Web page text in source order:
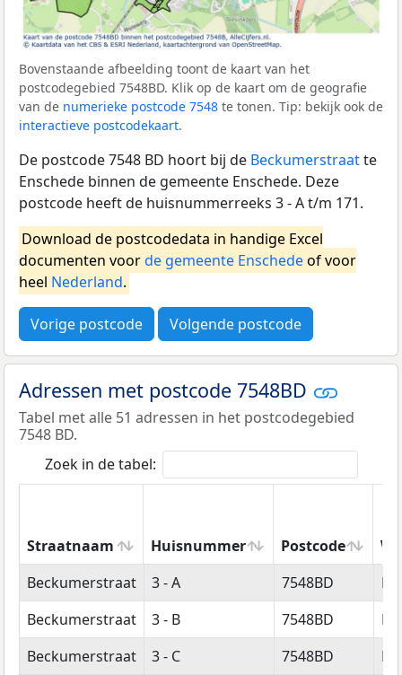
Bovenstaande afbeelding toont de kaart van het
postcodegebied 7548BD. Klik op de kaart om de geografie
van de numerieke postcode 7548 te tonen. Tip: bekijk ook de
interactieve postcodekaart.
De postcode 7548 BD hoort bij de Beckumerstraatte
Enschede binnen de gemeente Enschede. Deze
postcode heeft de huisnummerreeks 3 - A t/m 171.
Download de postcodedata in handige Excel
documenten voorde gemeente Enschedeof voor
heel Nederland.
Vorige postcode Volgende postcode
Adressen met postcode 7548BD
Tabel met alle 51 adressen in het postcodegebied
7548 BD.
Zoek in de tabel:
Straatnaam Huisnummer Postcode
Straatnaam
Huisnummer Postcode
Beckumerstraat 3 - A 7548BD
Beckumerstraat
3 - B 7548BD
Beckumerstraat
3 - C 7548BD